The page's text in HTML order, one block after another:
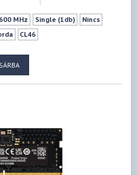
MHz Single (1db)
Nincs
CL46